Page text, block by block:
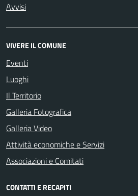
Avvisi
VIVERE IL COMUNE
Eventi
Luoghi
Il Territorio
Galleria Fotografica
Galleria Video
Attività economiche e Servizi
Associazioni e Comitati
CONTATTI E RECAPITI